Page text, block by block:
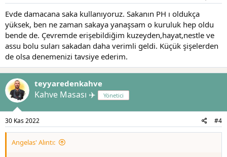
Evde damacana saka kullanıyoruz. Sakanın PH ı oldukça
yüksek, ben ne zaman sakaya yanaşsam o kuruluk hep oldu
bende de. Çevremde erişebildiğim kuzeyden,hayat,nestle ve
assu bolu suları sakadan daha verimli geldi. Küçük şişelerden
de olsa denemenizi tavsiye ederim.
teyyaredenkahve
Kahve Masası ✈️ Yönetici
30 Kas 2022 #4
Angelas' Alıntı: